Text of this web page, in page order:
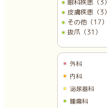
眼科疾患（3）
皮膚疾患（3）
その他（17）
抜爪（31）
外科
内科
泌尿器科
腫瘍科